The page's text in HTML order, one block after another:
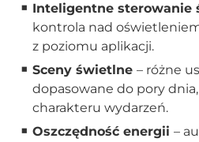
Inteligentne sterowanie
kontrola nad
z poziomu aplikacji.
Sceny świetlne – różne
dopasowane do pory
charakteru wydarzeń.
Oszczędność energii –